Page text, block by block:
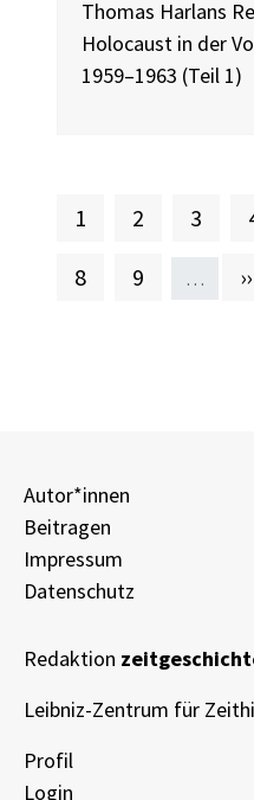
Thomas Harlans
Holocaust in der
1959–1963 (Teil 1)
Aktuelle Seite
1 Seite
2 Seite
3
Seite
8 Seite
9 … ››
Autor*innen
Beitragen
Impressum
Datenschutz
Redaktion
Leibniz-Zentrum für
Profil
Login